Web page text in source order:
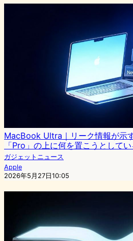
MacBook Ultra｜リーク情報が
「Pro」の上に何を置こうとして
ガジェットニュース
Apple
2026年5月27日10:05